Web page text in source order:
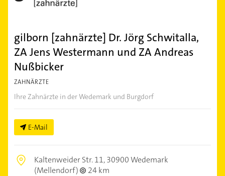
gilborn [zahnärzte] Dr. Jörg Schwitalla,
ZA Jens Westermann und ZA Andreas
Nußbicker
ZAHNÄRZTE
Ihre Zahnärzte in der Wedemark und Burgdorf
E-Mail
Kaltenweider Str. 11,30900 Wedemark
(Mellendorf)
24 km